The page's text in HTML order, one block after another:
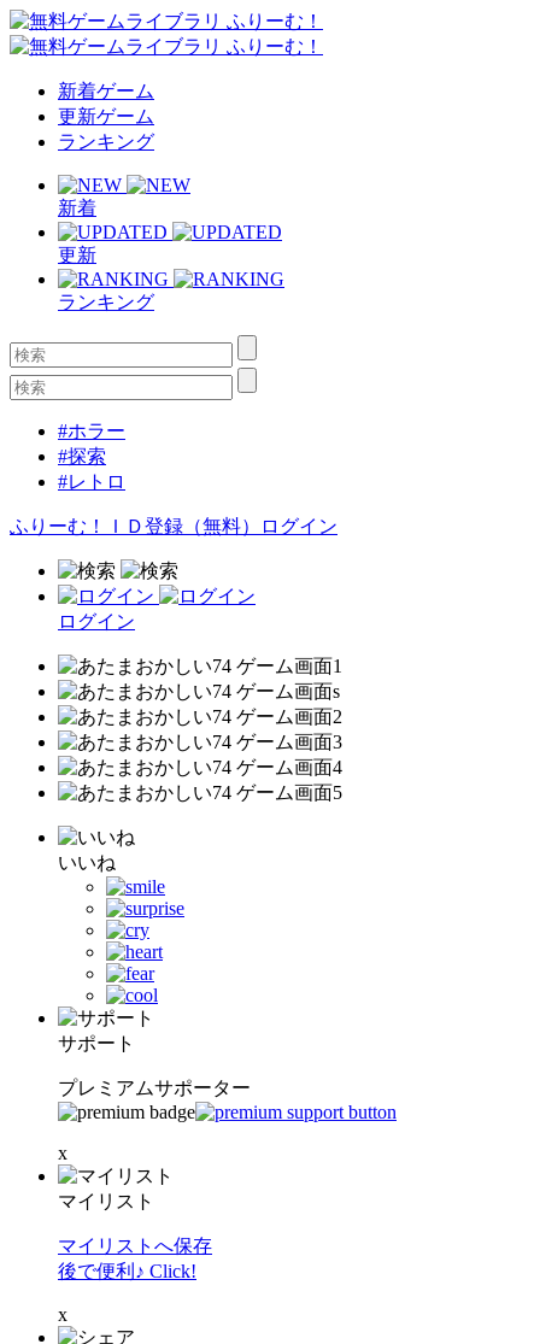
新着ゲーム
更新ゲーム
ランキング
新着
更新
ランキング
#ホラー
#探索
#レトロ
ふりーむ！ＩＤ登録（無料） ログイン
ログイン
いいね
サポート
プレミアムサポーター
x
マイリスト
マイリストへ保存
後で便利♪ Click!
x